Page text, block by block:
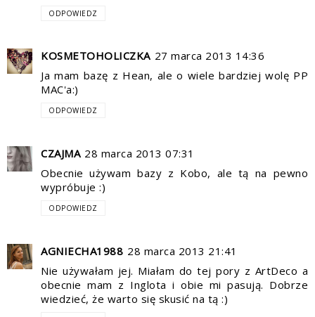
ODPOWIEDZ
KOSMETOHOLICZKA 27 marca 2013 14:36
Ja mam bazę z Hean, ale o wiele bardziej wolę PP
MAC'a:)
ODPOWIEDZ
CZAJMA 28 marca 2013 07:31
Obecnie używam bazy z Kobo, ale tą na pewno
wypróbuje :)
ODPOWIEDZ
AGNIECHA1988 28 marca 2013 21:41
Nie używałam jej. Miałam do tej pory z ArtDeco a
obecnie mam z Inglota i obie mi pasują. Dobrze
wiedzieć, że warto się skusić na tą :)